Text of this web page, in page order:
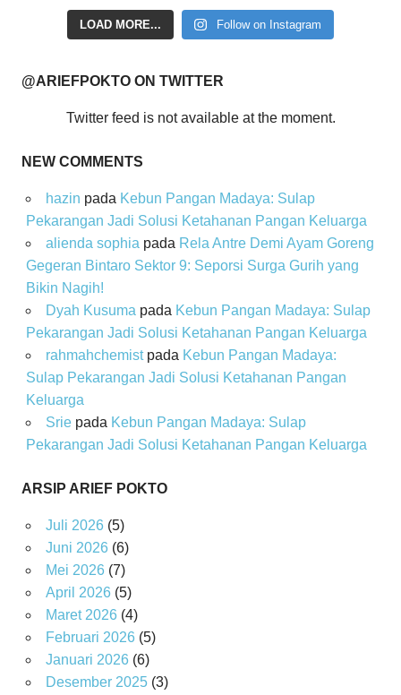
LOAD MORE... Follow on Instagram
@ARIEFPOKTO ON TWITTER
Twitter feed is not available at the moment.
NEW COMMENTS
hazin pada Kebun Pangan Madaya: Sulap
Pekarangan Jadi Solusi Ketahanan Pangan Keluarga
alienda sophia pada Rela Antre Demi Ayam Goreng
Gegeran Bintaro Sektor 9: Seporsi Surga Gurih yang
Bikin Nagih!
Dyah Kusuma pada Kebun Pangan Madaya: Sulap
Pekarangan Jadi Solusi Ketahanan Pangan Keluarga
rahmahchemistpada Kebun Pangan Madaya:
Sulap Pekarangan Jadi Solusi Ketahanan Pangan
Keluarga
Sriepada Kebun Pangan Madaya: Sulap
Pekarangan Jadi Solusi Ketahanan Pangan Keluarga
ARSIP ARIEF POKTO
Juli 2026(5)
Juni 2026(6)
Mei 2026(7)
April 2026(5)
Maret 2026(4)
Februari 2026(5)
Januari 2026(6)
Desember 2025(3)